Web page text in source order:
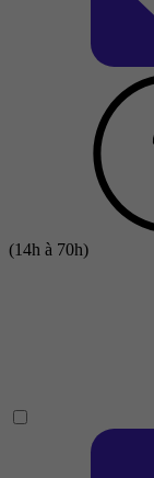
(14h à 70h)